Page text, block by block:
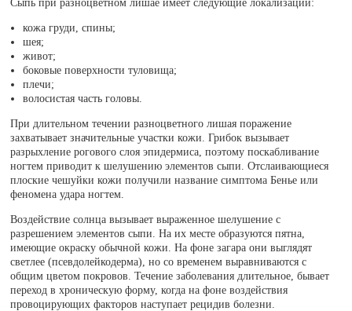
Сыпь при разноцветном лишае имеет следующие локализации:
кожа груди, спины;
шея;
живот;
боковые поверхности туловища;
плечи;
волосистая часть головы.
При длительном течении разноцветного лишая поражение
захватывает значительные участки кожи. Грибок вызывает
разрыхление рогового слоя эпидермиса, поэтому поскабливание
ногтем приводит к шелушению элементов сыпи. Отслаивающиеся
плоские чешуйки кожи получили название симптома Бенье или
феномена удара ногтем.
Воздействие солнца вызывает выраженное шелушение с
разрешением элементов сыпи. На их месте образуются пятна,
имеющие окраску обычной кожи. На фоне загара они выглядят
светлее (псевдолейкодерма), но со временем выравниваются с
общим цветом покровов. Течение заболевания длительное, бывает
переход в хроническую форму, когда на фоне воздействия
провоцирующих факторов наступает рецидив болезни.